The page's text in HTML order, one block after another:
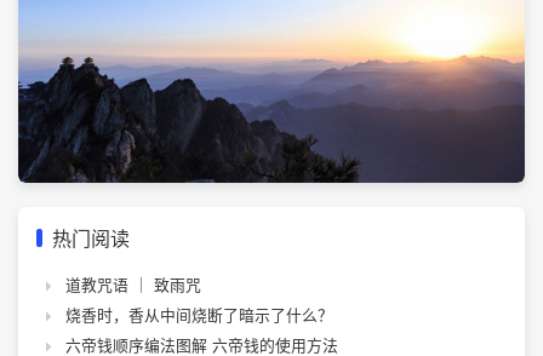
热门阅读
道教咒语 ｜ 致雨咒
烧香时，香从中间烧断了暗示了什么？
六帝钱顺序编法图解 六帝钱的使用方法